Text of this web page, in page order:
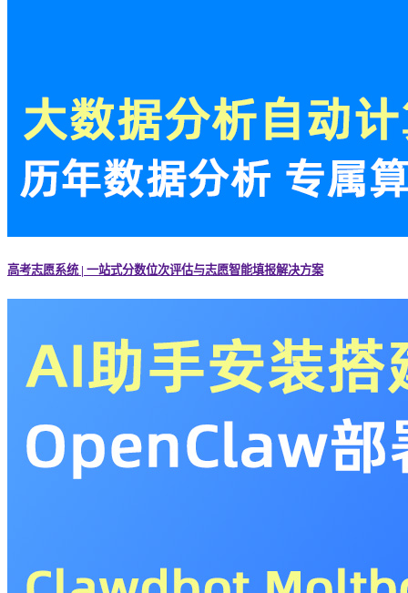
高考志愿系统 | 一站式分数位次评估与志愿智能填报解决方案